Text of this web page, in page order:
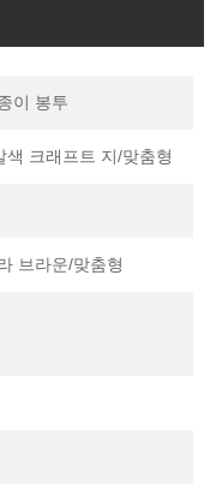
이 봉투
크래프트 지/맞춤형
브라운/맞춤형